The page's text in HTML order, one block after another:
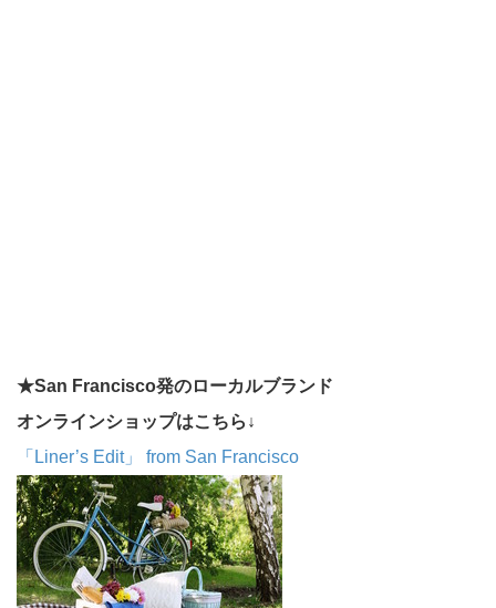
★San Francisco発のローカルブランド
オンラインショップはこちら↓
「Liner’s Edit」 from San Francisco